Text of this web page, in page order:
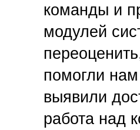
команды и
модулей
помогли
выявили
работа над